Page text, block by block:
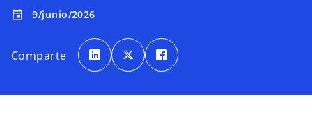
event 9/junio/2026
Comparte e
a
b
e
a
b
e
a